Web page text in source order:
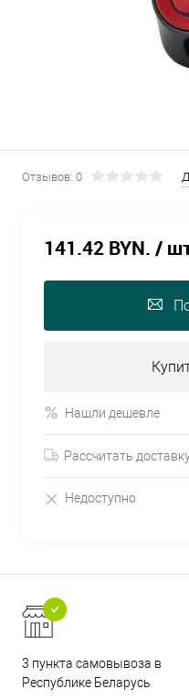
Отзывов: 0
141.42 BYN. /
Нашли дешевле
Рассчитать
Недоступно
3 пункта самовывоза в
Республике Беларусь